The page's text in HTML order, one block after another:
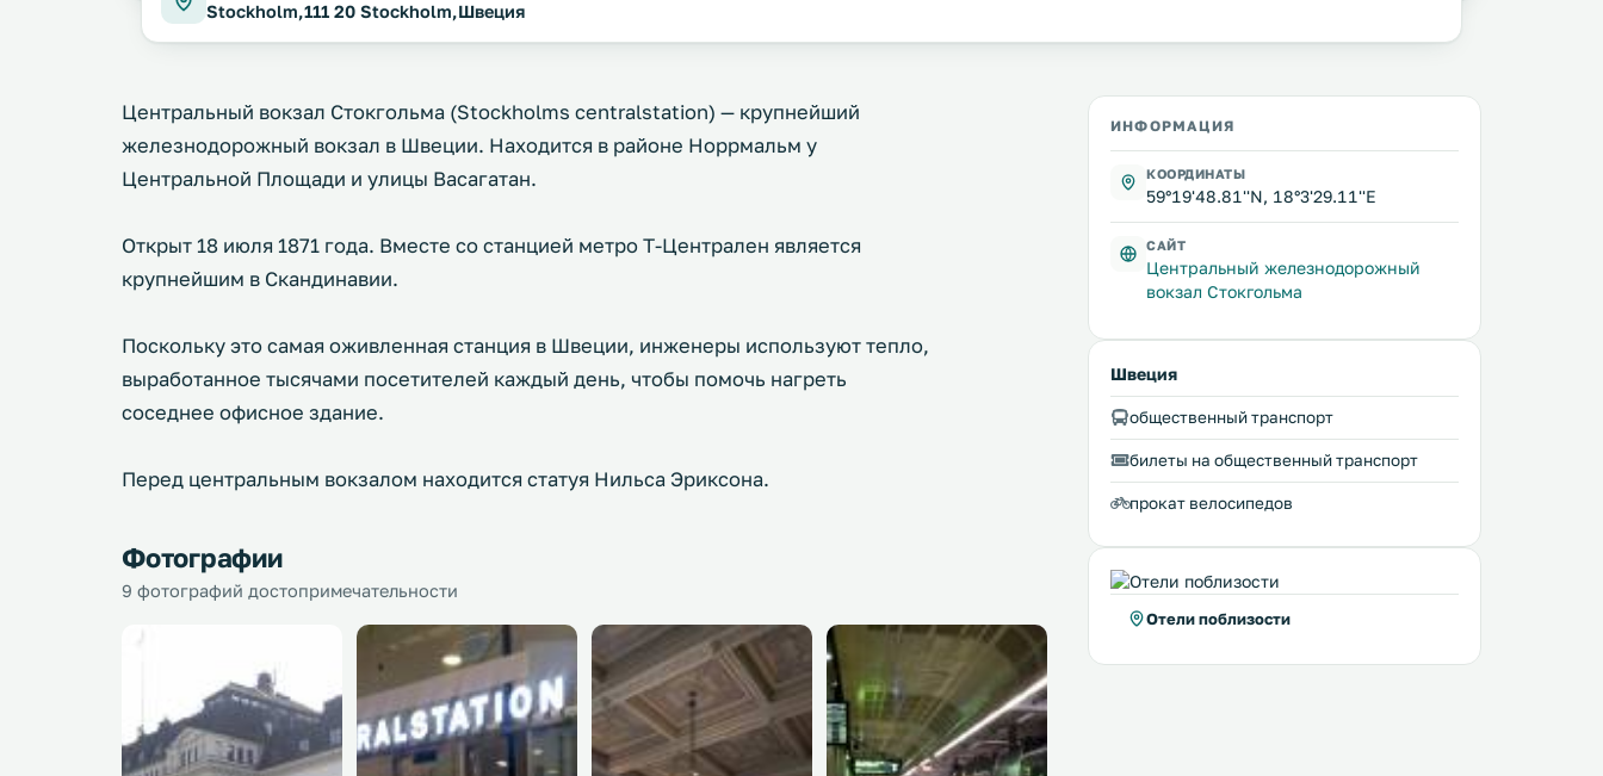
Stockholm,111 20 Stockholm,Швеция
Центральный вокзал Стокгольма (Stockholms centralstation) — крупнейший
железнодорожный вокзал в Швеции. Находится в районе Норрмальм у
Центральной Площади и улицы Васагатан.
Открыт 18 июля 1871 года. Вместе со станцией метро Т-Централен является
крупнейшим в Скандинавии.
Поскольку это самая оживленная станция в Швеции, инженеры используют тепло,
выработанное тысячами посетителей каждый день, чтобы помочь нагреть
соседнее офисное здание.
Перед центральным вокзалом находится статуя Нильса Эриксона.
Фотографии
9 фотографий достопримечательности
ИНФОРМАЦИЯ
КООРДИНАТЫ
59°19'48.81''N, 18°3'29.11''E
САЙТ
Центральный железнодорожный
вокзал Стокгольма
Швеция
общественный транспорт
билеты на общественный транспорт
прокат велосипедов
Отели поблизости